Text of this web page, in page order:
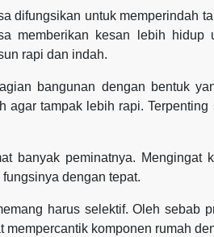
difungsikan untuk memperindah
memberikan kesan lebih hidup
rapi dan indah.
bangunan dengan bentuk
agar tampak lebih rapi.
banyak peminatnya. Mengingat
dengan tepat.
harus selektif. Oleh sebab
komponen rumah